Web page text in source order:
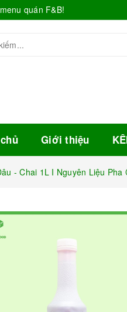
quán F&B!
Giới thiệu
- Chai 1L I Nguyên Liệu Pha